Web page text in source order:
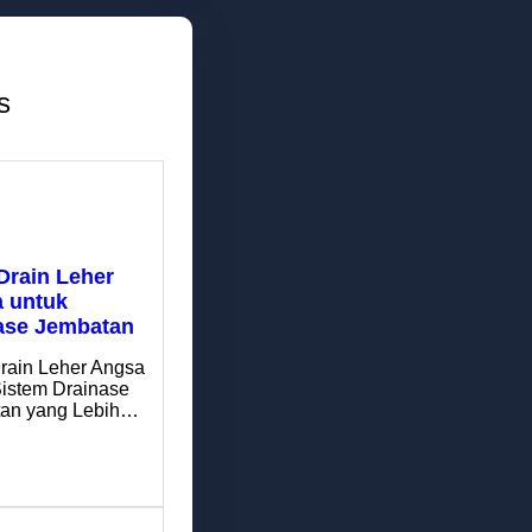
Leher
untuk
Jembatan
Leher Angsa
Drainase
yang Lebih…